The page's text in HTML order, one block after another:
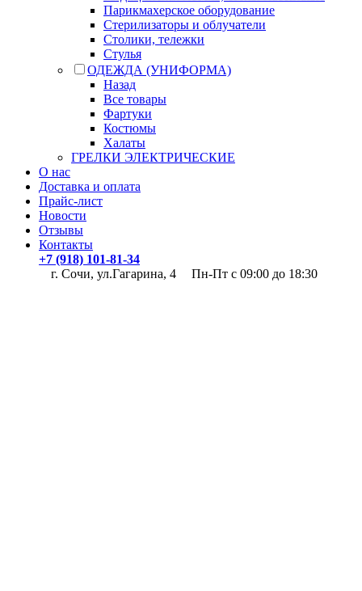
Парикмахерское оборудование
Стерилизаторы и облучатели
Столики, тележки
Стулья
ОДЕЖДА (УНИФОРМА)
Назад
Все товары
Фартуки
Костюмы
Халаты
ГРЕЛКИ ЭЛЕКТРИЧЕСКИЕ
О нас
Доставка и оплата
Прайс-лист
Новости
Отзывы
Контакты
+7 (918) 101-81-34
г. Сочи, ул.Гагарина, 4
Пн-Пт с 09:00 до 18:30